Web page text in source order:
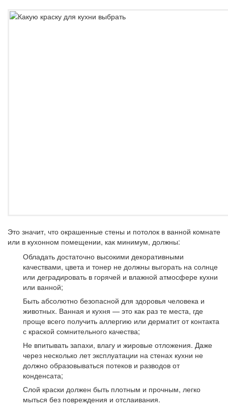
Это значит, что окрашенные стены и потолок в ванной комнате
или в кухонном помещении, как минимум, должны:
Обладать достаточно высокими декоративными
качествами, цвета и тонер не должны выгорать на солнце
или деградировать в горячей и влажной атмосфере кухни
или ванной;
Быть абсолютно безопасной для здоровья человека и
животных. Ванная и кухня — это как раз те места, где
проще всего получить аллергию или дерматит от контакта
с краской сомнительного качества;
Не впитывать запахи, влагу и жировые отложения. Даже
через несколько лет эксплуатации на стенах кухни не
должно образовываться потеков и разводов от
конденсата;
Слой краски должен быть плотным и прочным, легко
мыться без повреждения и отслаивания.